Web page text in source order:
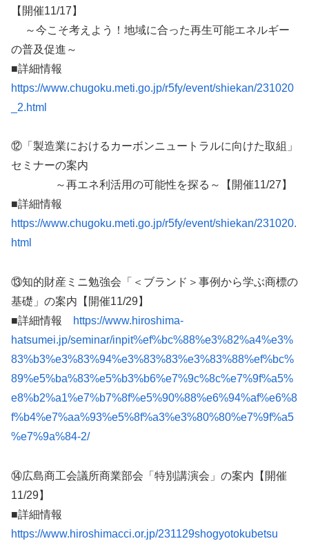
【開催11/17】
～今こそ考えよう！地域に合った再生可能エネルギー
の普及促進～
■詳細情報
https://www.chugoku.meti.go.jp/r5fy/event/shiekan/231020
_2.html
⑫「製造業におけるカーボンニュートラルに向けた取組」
セミナーの案内
～再エネ利活用の可能性を探る～【開催11/27】
■詳細情報
https://www.chugoku.meti.go.jp/r5fy/event/shiekan/231020.
html
⑬知的財産ミニ勉強会「＜ブランド＞事例から学ぶ商標の
基礎」の案内【開催11/29】
■詳細情報
https://www.hiroshima-
hatsumei.jp/seminar/inpit%ef%bc%88%e3%82%a4%e3%
83%b3%e3%83%94%e3%83%83%e3%83%88%ef%bc%
89%e5%ba%83%e5%b3%b6%e7%9c%8c%e7%9f%a5%
e8%b2%a1%e7%b7%8f%e5%90%88%e6%94%af%e6%8
f%b4%e7%aa%93%e5%8f%a3%e3%80%80%e7%9f%a5
%e7%9a%84-2/
⑭広島商工会議所商業部会「特別講演会」の案内【開催
11/29】
■詳細情報
https://www.hiroshimacci.or.jp/231129shogyotokubetsu